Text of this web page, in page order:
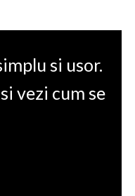
si usor.
vezi cum se